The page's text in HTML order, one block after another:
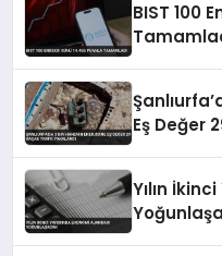
BIST 100
Eş Değer
Yılın